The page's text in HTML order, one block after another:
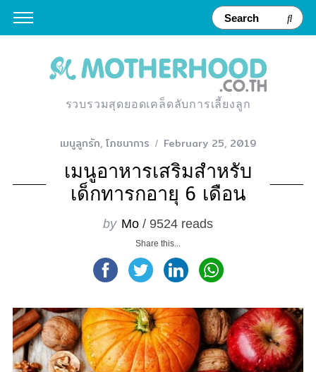
รวบรวมสุดยอดเคล็ดลับการเลี้ยงลูก
เมนูลูกรัก, โภชนาการ February 25, 2019
เมนูอาหารเสริมสำหรับ
เด็กทารกอายุ 6 เดือน
by Mo / 9524 reads
Share this...